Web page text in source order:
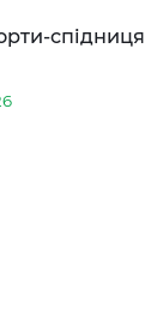
спідниця